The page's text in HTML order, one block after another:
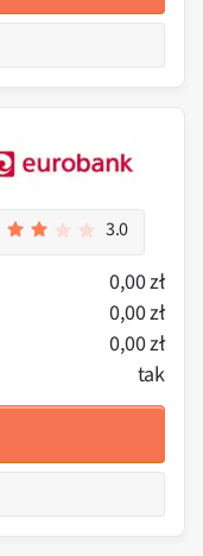
3.0
0,00 zł
0,00 zł
0,00 zł
tak